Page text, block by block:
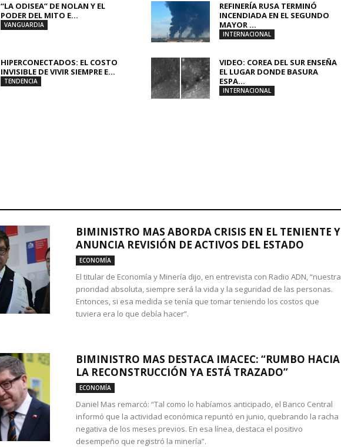
“LA ODISEA” DE NOLAN Y EL
PODER DEL MITO E...
VANGUARDIA
REFINERÍA RUSA TERMINÓ
INCENDIADA EN EL SEGUNDO
MAYOR ...
INTERNACIONAL
HIPERCONECTADOS: EL COSTO
INVISIBLE DE VIVIR SIEMPRE E...
TENDENCIA
VIDEO: COREA DEL SUR ENSEÑA
EL LUGAR DONDE BASURA
ESPA...
INTERNACIONAL
BIMINISTRO MAS ABORDA CRISIS EN EL TENIENTE Y
ANUNCIA REVISIÓN DE ACTIVOS DEL ESTADO
ECONOMÍA
El titular de Economía y Minería dijo, en entrevista con Radio ADN, “nuestra
prioridad absoluta, siempre será la vida y la seguridad de las personas.
Entonces, si esa medida se tenía que tomar teniendo los costos que
tuviera era lo que debía hacer”.
BIMINISTRO MAS DESTACA IMACEC: “RUMBO HACIA
LA RECONSTRUCCIÓN YA ESTÁ TRAZADO”
ECONOMÍA
Daniel Mas remarcó: “Tal como lo habíamos anticipado, el Banco Central
informó que la actividad económica repuntó en junio, quebrando la racha
negativa de los meses previos. En esa línea, destaca el positivo
desempeño que registró la minería”.